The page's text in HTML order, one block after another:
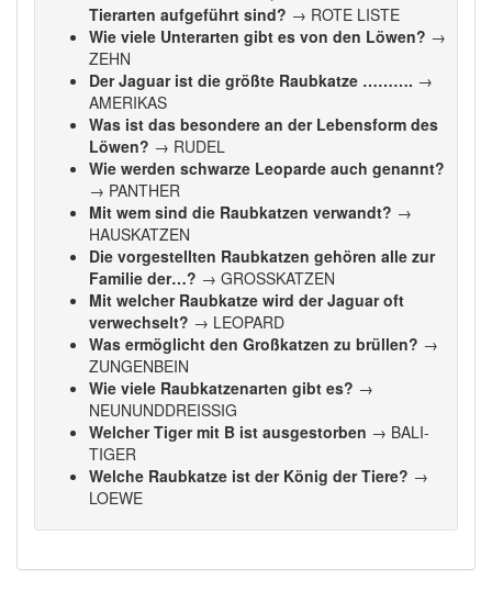
Tierarten aufgeführt sind? → ROTE LISTE
Wie viele Unterarten gibt es von den Löwen? →
ZEHN
Der Jaguar ist die größte Raubkatze ………. →
AMERIKAS
Was ist das besondere an der Lebensform des
Löwen? → RUDEL
Wie werden schwarze Leoparde auch genannt?
→ PANTHER
Mit wem sind die Raubkatzen verwandt? →
HAUSKATZEN
Die vorgestellten Raubkatzen gehören alle zur
Familie der…? → GROSSKATZEN
Mit welcher Raubkatze wird der Jaguar oft
verwechselt? → LEOPARD
Was ermöglicht den Großkatzen zu brüllen? →
ZUNGENBEIN
Wie viele Raubkatzenarten gibt es? →
NEUNUNDDREISSIG
Welcher Tiger mit B ist ausgestorben → BALI-
TIGER
Welche Raubkatze ist der König der Tiere? →
LOEWE